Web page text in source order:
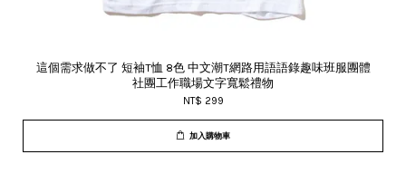
這個需求做不了 短袖T恤 8色 中文潮T網路用語語錄趣味班服團體
社團工作職場文字寬鬆禮物
NT$ 299
加入購物車